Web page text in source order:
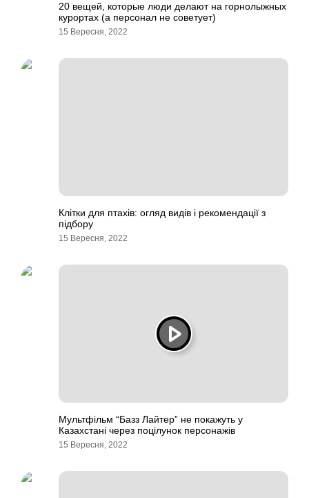
20 вещей, которые люди делают на горнолыжных
курортах (а персонал не советует)
15 Вересня, 2022
Клітки для птахів: огляд видів і рекомендації з
підбору
15 Вересня, 2022
Мультфільм “Базз Лайтер” не покажуть у
Казахстані через поцілунок персонажів
15 Вересня, 2022